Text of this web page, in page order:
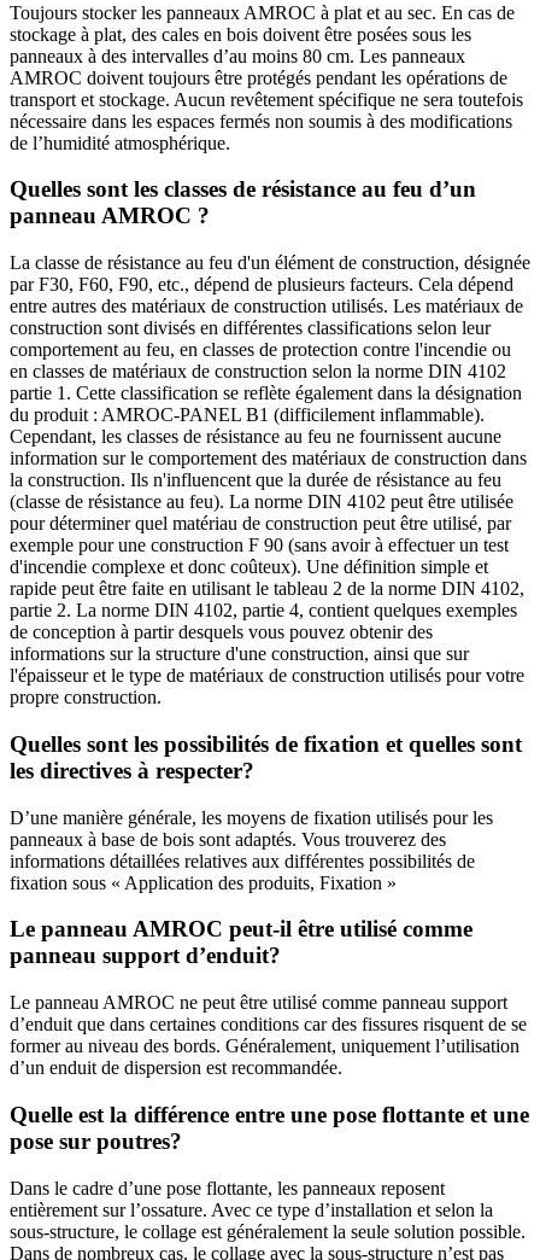
Toujours stocker les panneaux AMROC à plat et au sec. En cas de
stockage à plat, des cales en bois doivent être posées sous les
panneaux à des intervalles d’au moins 80 cm. Les panneaux
AMROC doivent toujours être protégés pendant les opérations de
transport et stockage. Aucun revêtement spécifique ne sera toutefois
nécessaire dans les espaces fermés non soumis à des modifications
de l’humidité atmosphérique.
Quelles sont les classes de résistance au feu d’un
panneau AMROC ?
La classe de résistance au feu d'un élément de construction, désignée
par F30, F60, F90, etc., dépend de plusieurs facteurs. Cela dépend
entre autres des matériaux de construction utilisés. Les matériaux de
construction sont divisés en différentes classifications selon leur
comportement au feu, en classes de protection contre l'incendie ou
en classes de matériaux de construction selon la norme DIN 4102
partie 1. Cette classification se reflète également dans la désignation
du produit : AMROC-PANEL B1 (difficilement inflammable).
Cependant, les classes de résistance au feu ne fournissent aucune
information sur le comportement des matériaux de construction dans
la construction. Ils n'influencent que la durée de résistance au feu
(classe de résistance au feu). La norme DIN 4102 peut être utilisée
pour déterminer quel matériau de construction peut être utilisé, par
exemple pour une construction F 90 (sans avoir à effectuer un test
d'incendie complexe et donc coûteux). Une définition simple et
rapide peut être faite en utilisant le tableau 2 de la norme DIN 4102,
partie 2. La norme DIN 4102, partie 4, contient quelques exemples
de conception à partir desquels vous pouvez obtenir des
informations sur la structure d'une construction, ainsi que sur
l'épaisseur et le type de matériaux de construction utilisés pour votre
propre construction.
Quelles sont les possibilités de fixation et quelles sont
les directives à respecter?
D’une manière générale, les moyens de fixation utilisés pour les
panneaux à base de bois sont adaptés. Vous trouverez des
informations détaillées relatives aux différentes possibilités de
fixation sous « Application des produits, Fixation »
Le panneau AMROC peut-il être utilisé comme
panneau support d’enduit?
Le panneau AMROC ne peut être utilisé comme panneau support
d’enduit que dans certaines conditions car des fissures risquent de se
former au niveau des bords. Généralement, uniquement l’utilisation
d’un enduit de dispersion est recommandée.
Quelle est la différence entre une pose flottante et une
pose sur poutres?
Dans le cadre d’une pose flottante, les panneaux reposent
entièrement sur l’ossature. Avec ce type d’installation et selon la
sous-structure, le collage est généralement la seule solution possible.
Dans de nombreux cas, le collage avec la sous-structure n’est pas